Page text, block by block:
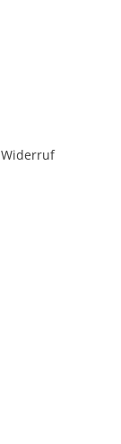
Widerruf